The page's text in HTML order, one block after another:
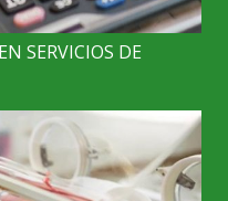
SERVICIOS DE